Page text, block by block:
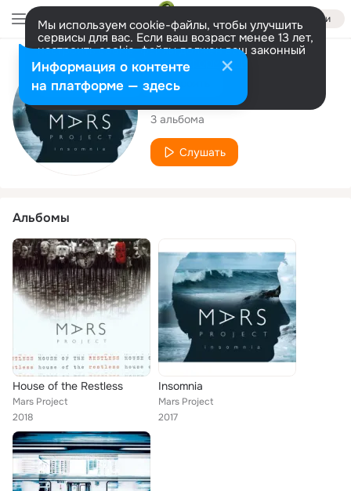
Войти
Мы используем cookie-файлы, чтобы улучшить
сервисы для вас. Если ваш возраст менее 13 лет,
настроить cookie-файлы должен ваш законный
представитель. Больше информации
Разрешить все Настроить
Исполнитель
Mars Project
3 альбома
Слушать
Альбомы
House of the Restless
Mars Project
2018
Insomnia
Mars Project
2017
Информация о контенте
на платформе — здесь